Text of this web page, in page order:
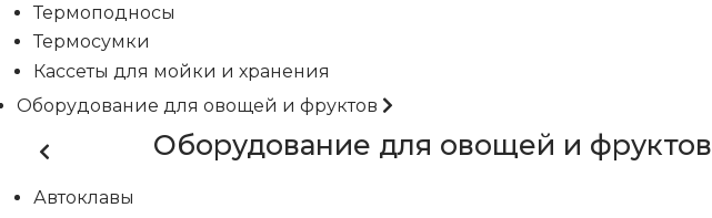
Термоподносы
Термосумки
Кассеты для мойки и хранения
Оборудование для овощей и фруктов
Оборудование для овощей и фруктов
Автоклавы